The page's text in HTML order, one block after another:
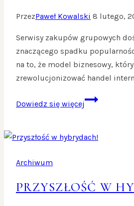
PrzezPaweł Kowalski 8 lutego,
Serwisy zakupów grupowych
znaczącego spadku
na to, że model biznesowy, który
zrewolucjonizować handel
Dowiedz się więcej
Chwilowa
Archiwum
PRZYSZŁOŚĆ W